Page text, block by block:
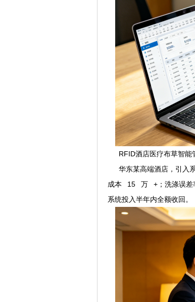
RFID酒店医疗布草智
华东某高端酒店，引入
成本 15 万 +；洗涤误差
系统投入半年内全额收回。